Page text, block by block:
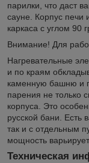
парилки, что даст
сауне. Корпус печи
каркаса c углом 90
Внимание! Для
Нагревательные
и по краям
каменную башню и
парения не только
корпуса. Это
русской бани. Есть
так и с отдельным
мощность
Техническая